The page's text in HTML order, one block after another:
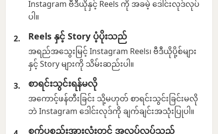
Instagram ဗီဒီယိုနှင့် Reels ကို အခမဲ့ ဒေါင်းလုဒ်လုပ်
ပါ။
Reels နှင့် Story ပံ့ပိုးသည်
အရည်အသွေးမြင့် Instagram Reels၊ ဗီဒီယိုပို့စ်များ
နှင့် Story များကို သိမ်းဆည်းပါ။
စာရင်းသွင်းရန်မလို
အကောင့်ဖန်တီးခြင်း သို့မဟုတ် စာရင်းသွင်းခြင်းမလို
ဘဲ Instagram ဒေါင်းလုဒ်ကို ချက်ချင်းအသုံးပြုပါ။
စက်ပစ္စည်းအားလုံးတွင် အလုပ်လုပ်သည်